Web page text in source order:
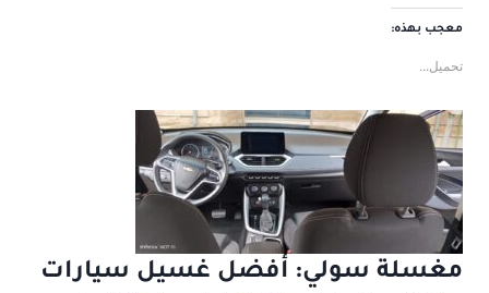
معجب بهذه:
تحميل...
مغسلة سولي: أفضل غسيل سيارات